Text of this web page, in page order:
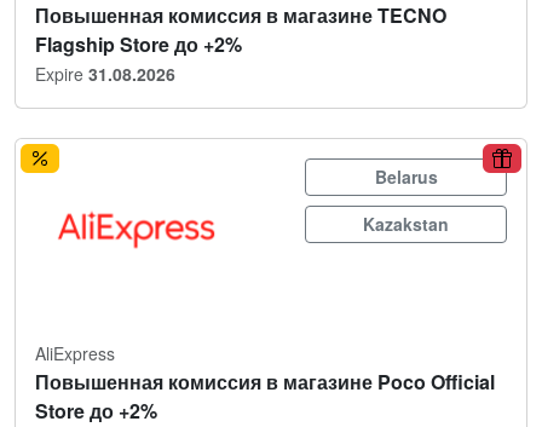
Повышенная комиссия в магазине TECNO
Flagship Store до +2%
Expire 31.08.2026
Belarus
Kazakstan
AliExpress
Повышенная комиссия в магазине Poco Official
Store до +2%